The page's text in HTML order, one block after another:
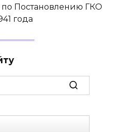
Постановлению ГКО
года